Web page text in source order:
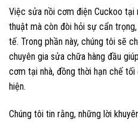
Việc sửa nồi cơm điện Cuckoo tại
thuật mà còn đòi hỏi sự cẩn
tế. Trong phần này, chúng tôi sẽ
chuyên gia sửa chữa hàng đầu
cơm tại nhà, đồng thời hạn chế
hiện.
Chúng tôi tin rằng, những lời